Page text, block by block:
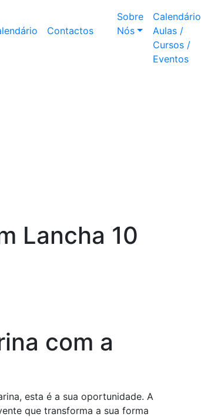
Contactos
Sobre
Nós
Calendário
Aulas /
Cursos /
Eventos
Lancha 10
com a
esta é a sua oportunidade. A
que transforma a sua forma